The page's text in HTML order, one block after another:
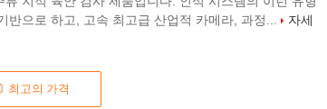
최고의 가격
반으로 하고, 고속 최고급 산업적 카메라, 과정...
자세